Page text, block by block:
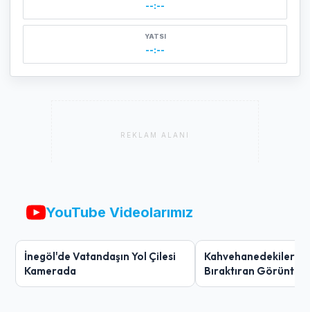
--:--
YATSI
--:--
REKLAM ALANI
YouTube Videolarımız
İnegöl'de Vatandaşın Yol Çilesi
Kamerada
Kahvehanedekiler
Bıraktıran Görüntü!